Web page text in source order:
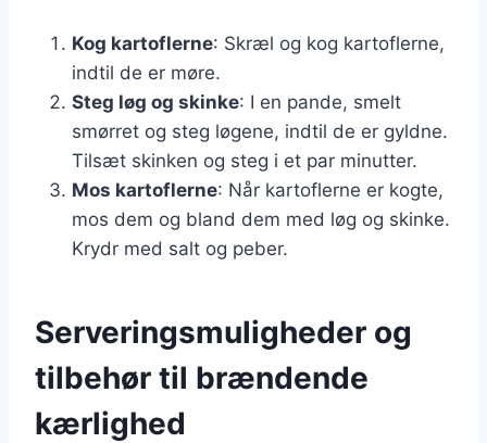
Kog kartoflerne: Skræl og kog kartoflerne,
indtil de er møre.
Steg løg og skinke: I en pande, smelt
smørret og steg løgene, indtil de er gyldne.
Tilsæt skinken og steg i et par minutter.
Mos kartoflerne: Når kartoflerne er kogte,
mos dem og bland dem med løg og skinke.
Krydr med salt og peber.
Serveringsmuligheder og
tilbehør til brændende
kærlighed